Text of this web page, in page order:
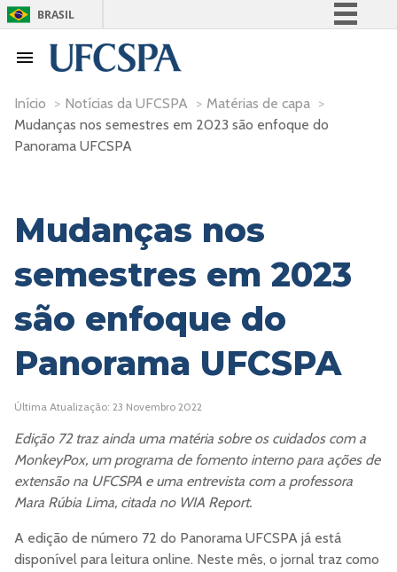
BRASIL
Participe
Acesso à informação
Início > Notícias da UFCSPA > Matérias de capa >
Mudanças nos semestres em 2023 são enfoque do
Panorama UFCSPA
Mudanças nos
semestres em 2023
são enfoque do
Panorama UFCSPA
Última Atualização: 23 Novembro 2022
Edição 72 traz ainda uma matéria sobre os cuidados com a
MonkeyPox, um programa de fomento interno para ações de
extensão na UFCSPA e uma entrevista com a professora
Mara Rúbia Lima, citada no WIA Report.
A edição de número 72 do Panorama UFCSPA já está
disponível para leitura online. Neste mês, o jornal traz como